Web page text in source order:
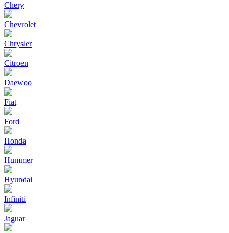
Chery
Chevrolet
Chrysler
Citroen
Daewoo
Fiat
Ford
Honda
Hummer
Hyundai
Infiniti
Jaguar